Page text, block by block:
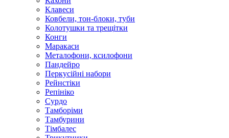
Клавеси
Ковбели, тон-блоки, туби
Колотушки та трещітки
Конги
Маракаси
Металофони, ксилофони
Пандейро
Перкусійні набори
Рейнстіки
Репініко
Сурдо
Тамборіми
Тамбурини
Тімбалес